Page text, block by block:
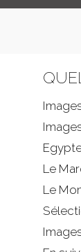
Le
Le